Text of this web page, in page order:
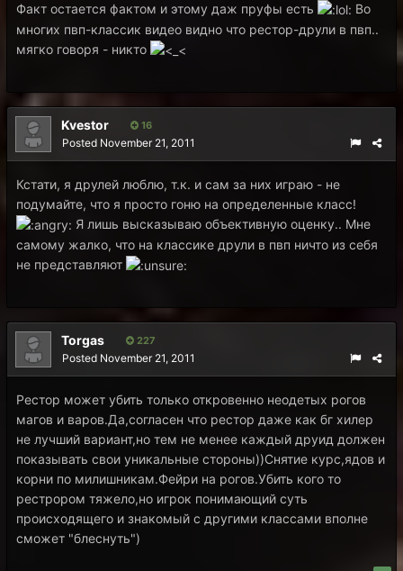
Факт остается фактом и этому даж пруфы есть
Во
многих пвп-классик видео видно что рестор-друли в пвп..
мягко говоря - никто
Kvestor 16
Posted November 21, 2011
Кстати, я друлей люблю, т.к. и сам за них играю - не
подумайте, что я просто гоню на определенные класс!
Я лишь высказываю объективную оценку.. Мне
самому жалко, что на классике друли в пвп ничто из себя
не представляют
Torgas 227
Posted November 21, 2011
Рестор может убить только откровенно неодетых рогов
магов и варов.Да,согласен что рестор даже как бг хилер
не лучший вариант,но тем не менее каждый друид должен
показывать свои уникальные стороны))Снятие курс,ядов и
корни по милишникам.Фейри на рогов.Убить кого то
рестрором тяжело,но игрок понимающий суть
происходящего и знакомый с другими классами вполне
сможет "блеснуть")